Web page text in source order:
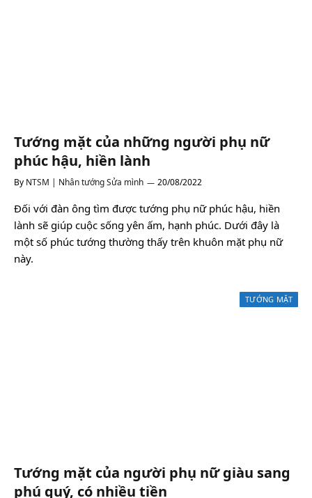
Tướng mặt của những người phụ nữ
phúc hậu, hiền lành
By NTSM | Nhân tướng Sửa mình 20/08/2022
Đối với đàn ông tìm được tướng phụ nữ phúc hậu, hiền
lành sẽ giúp cuộc sống yên ấm, hạnh phúc. Dưới đây là
một số phúc tướng thường thấy trên khuôn mặt phụ nữ
này.
TƯỚNG MẶT
Tướng mặt của người phụ nữ giàu sang
phú quý, có nhiều tiền